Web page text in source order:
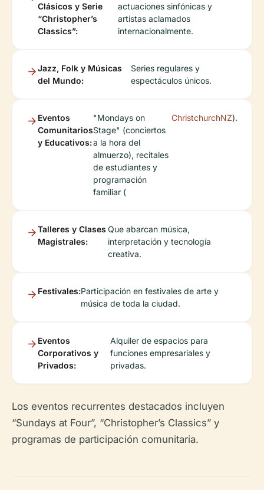
Clásicos y Serie
“Christopher’s
Classics”:
actuaciones sinfónicas y
artistas aclamados
internacionalmente.
Jazz, Folk y Músicas
del Mundo:
Series regulares y
espectáculos únicos.
Eventos
Comunitarios
y Educativos:
"Mondays on
Stage" (conciertos
a la hora del
almuerzo), recitales
de estudiantes y
programación
familiar (
ChristchurchNZ).
Talleres y Clases
Magistrales:
Que abarcan música,
interpretación y tecnología
creativa.
Festivales:Participación en festivales de arte y
música de toda la ciudad.
Eventos
Corporativos y
Privados:
Alquiler de espacios para
funciones empresariales y
privadas.
Los eventos recurrentes destacados incluyen
“Sundays at Four”, “Christopher’s Classics” y
programas de participación comunitaria.